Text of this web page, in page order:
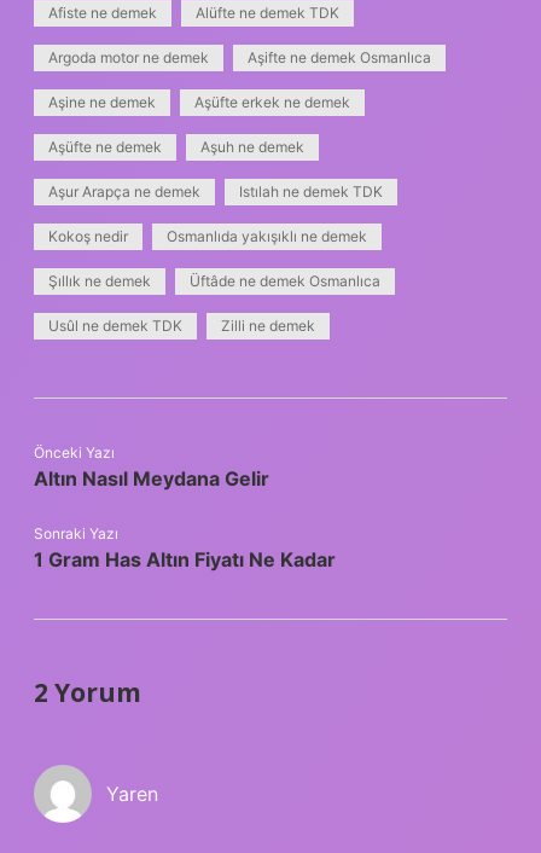
Afiste ne demek Alüfte ne demek TDK
Argoda motor ne demek Aşifte ne demek Osmanlıca
Aşine ne demek Aşüfte erkek ne demek
Aşüfte ne demek Aşuh ne demek
Aşur Arapça ne demek Istılah ne demek TDK
Kokoş nedir Osmanlıda yakışıklı ne demek
Şıllık ne demek Üftâde ne demek Osmanlıca
Usûl ne demek TDK Zilli ne demek
Önceki Yazı
Altın Nasıl Meydana Gelir
Sonraki Yazı
1 Gram Has Altın Fiyatı Ne Kadar
2 Yorum
Yaren